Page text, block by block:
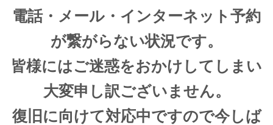
電話・メール・インターネット予約
が繋がらない状況です。
皆様にはご迷惑をおかけしてしまい
大変申し訳ございません。
復旧に向けて対応中ですので今しば